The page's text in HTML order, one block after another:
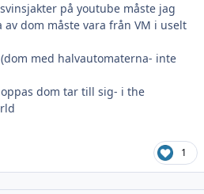
på youtube måste jag
dom måste vara från VM i uselt
med halvautomaterna- inte
dom tar till sig- i the
1